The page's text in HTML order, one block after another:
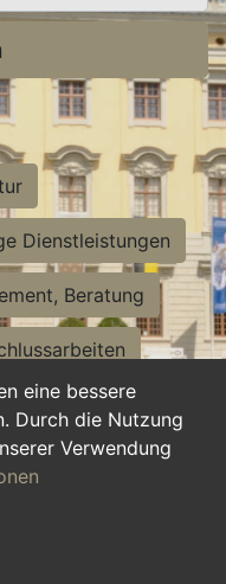
eine bessere
Durch die Nutzung
Verwendung
Dienstleistungen
Beratung